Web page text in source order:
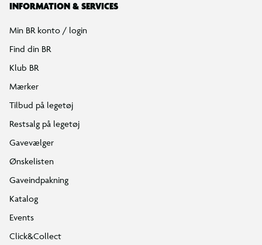
INFORMATION & SERVICES
Min BR konto / login
Find din BR
Klub BR
Mærker
Tilbud på legetøj
Restsalg på legetøj
Gavevælger
Ønskelisten
Gaveindpakning
Katalog
Events
Click&Collect